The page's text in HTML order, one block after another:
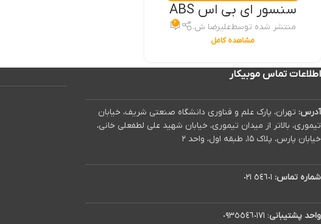
سنسور ای بی اس ABS
منتشر شده توسطعلیرضا ش. ۶
مشاهده کامل
اطلاعات تماس موبیکار
آدرس: تهران، پارک علم و فناوری دانشگاه صنعتی شریف، خیابان
تیموری، بالاتر از میدان تیموری، خیابان شهید علی لطفعلی خانی،
خیابان پارس، پلاک ۱۵، طبقه اول، واحد ۲
شماره تماس: ٥٤٦٠١ ٠٢١
واحد پشتیبانی: ٠٩٣٥٥٤٦٠١٧١